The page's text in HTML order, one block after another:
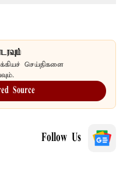
செய்திகளை
Source
Follow Us